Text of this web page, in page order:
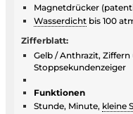
Magnetdrücker
Wasserdicht bis 100
Zifferblatt:
Gelb / Anthrazit,
Stoppsekundenzeiger
Funktionen
Stunde, Minute, kleine